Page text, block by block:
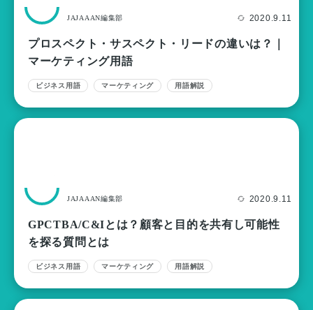
JAJAAAN編集部 2020.9.11
プロスペクト・サスペクト・リードの違いは？｜
マーケティング用語
ビジネス用語 マーケティング 用語解説
JAJAAAN編集部 2020.9.11
GPCTBA/C&Iとは？顧客と目的を共有し可能性
を探る質問とは
ビジネス用語 マーケティング 用語解説